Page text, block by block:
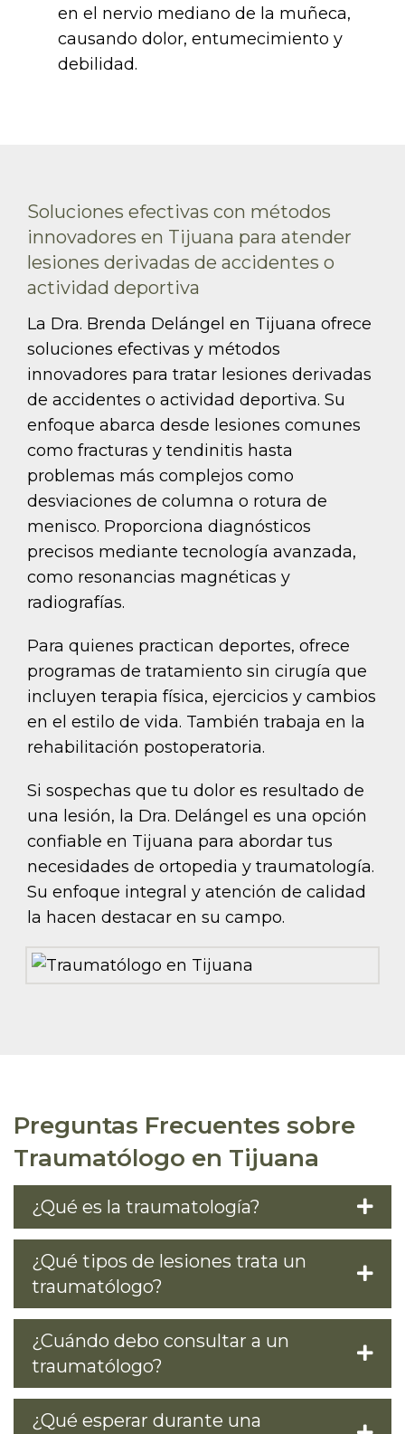
en el nervio mediano de la muñeca,
causando dolor, entumecimiento y
debilidad.
Soluciones efectivas con métodos
innovadores en Tijuana para atender
lesiones derivadas de accidentes o
actividad deportiva
La Dra. Brenda Delángel en Tijuana ofrece
soluciones efectivas y métodos
innovadores para tratar lesiones derivadas
de accidentes o actividad deportiva. Su
enfoque abarca desde lesiones comunes
como fracturas y tendinitis hasta
problemas más complejos como
desviaciones de columna o rotura de
menisco. Proporciona diagnósticos
precisos mediante tecnología avanzada,
como resonancias magnéticas y
radiografías.
Para quienes practican deportes, ofrece
programas de tratamiento sin cirugía que
incluyen terapia física, ejercicios y cambios
en el estilo de vida. También trabaja en la
rehabilitación postoperatoria.
Si sospechas que tu dolor es resultado de
una lesión, la Dra. Delángel es una opción
confiable en Tijuana para abordar tus
necesidades de ortopedia y traumatología.
Su enfoque integral y atención de calidad
la hacen destacar en su campo.
Preguntas Frecuentes sobre
Traumatólogo en Tijuana
¿Qué es la traumatología?
¿Qué tipos de lesiones trata un
traumatólogo?
¿Cuándo debo consultar a un
traumatólogo?
¿Qué esperar durante una